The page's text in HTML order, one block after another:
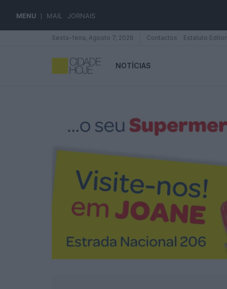
MENU MAIL JORNAIS
Sexta-feira, Agosto 7, 2026 Contactos Estatuto
NOTÍCIAS